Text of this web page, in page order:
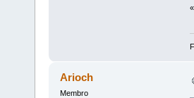
«
Arioch
Membro